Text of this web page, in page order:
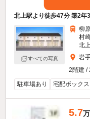
北上駅より徒歩47分 築2年
すべての写真
柳
村
北
岩
2階建 /
駐車場あり
宅配ボックス
5.7